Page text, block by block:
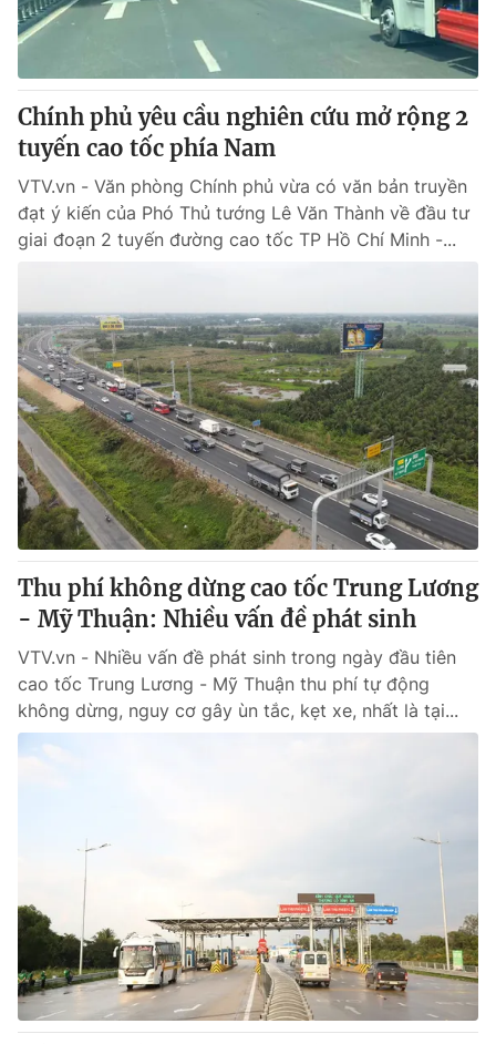
Cơ quan báo chí:Thời báo VTV
Giấy phép hoạt động báo in và báo điện tử số 483/GP-BTTTT
Tổng Biên tập:Vũ Thanh Thủy
Phó Tổng Biên tập:Nguyễn Thị Mỹ Hạnh, Phạm Quốc Thắng,
Nguyễn Trọng Ninh
024.38 355 931 - 024.38 355 932
Ðiện thoại Thời báo VTV:024.66 897 897
Email:toasoan@vtv.vn
® Cấm sao chép dưới mọi hình thức nếu không có sự chấp
thuận bằng văn bản. Ghi rõ nguồn VTV.vn khi phát hành lại
thông tin từ website này.
Chính phủ yêu cầu nghiên cứu mở rộng 2
tuyến cao tốc phía Nam
VTV.vn - Văn phòng Chính phủ vừa có văn bản truyền
đạt ý kiến của Phó Thủ tướng Lê Văn Thành về đầu tư
giai đoạn 2 tuyến đường cao tốc TP Hồ Chí Minh -...
Thu phí không dừng cao tốc Trung Lương
- Mỹ Thuận: Nhiều vấn đề phát sinh
VTV.vn - Nhiều vấn đề phát sinh trong ngày đầu tiên
cao tốc Trung Lương - Mỹ Thuận thu phí tự động
không dừng, nguy cơ gây ùn tắc, kẹt xe, nhất là tại...